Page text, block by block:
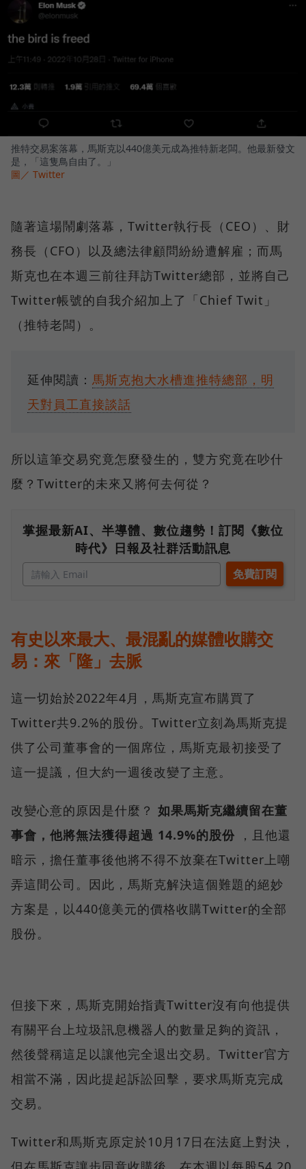
推特交易案落幕，馬斯克以440億美元成為推特新老闆。他最新發文
是，「這隻鳥自由了。」
圖／ Twitter
隨著這場鬧劇落幕，Twitter執行長（CEO）、財
務長（CFO）以及總法律顧問紛紛遭解雇；而馬
斯克也在本週三前往拜訪Twitter總部，並將自己
Twitter帳號的自我介紹加上了「Chief Twit」
（推特老闆）。
延伸閱讀： 馬斯克抱大水槽進推特總部，明
天對員工直接談話
所以這筆交易究竟怎麼發生的，雙方究竟在吵什
麼？Twitter的未來又將何去何從？
掌握最新AI、半導體、數位趨勢！訂閱《數位
時代》日報及社群活動訊息
有史以來最大、最混亂的媒體收購交
易：來「隆」去脈
這一切始於2022年4月，馬斯克宣布購買了
Twitter共9.2%的股份。Twitter立刻為馬斯克提
供了公司董事會的一個席位，馬斯克最初接受了
這一提議，但大約一週後改變了主意。
改變心意的原因是什麼？ 如果馬斯克繼續留在董
事會，他將無法獲得超過 14.9%的股份 ，且他還
暗示，擔任董事後他將不得不放棄在Twitter上嘲
弄這間公司。因此，馬斯克解決這個難題的絕妙
方案是，以440億美元的價格收購Twitter的全部
股份。
但接下來，馬斯克開始指責Twitter沒有向他提供
有關平台上垃圾訊息機器人的數量足夠的資訊，
然後聲稱這足以讓他完全退出交易。Twitter官方
相當不滿，因此提起訴訟回擊，要求馬斯克完成
交易。
Twitter和馬斯克原定於10月17日在法庭上對決，